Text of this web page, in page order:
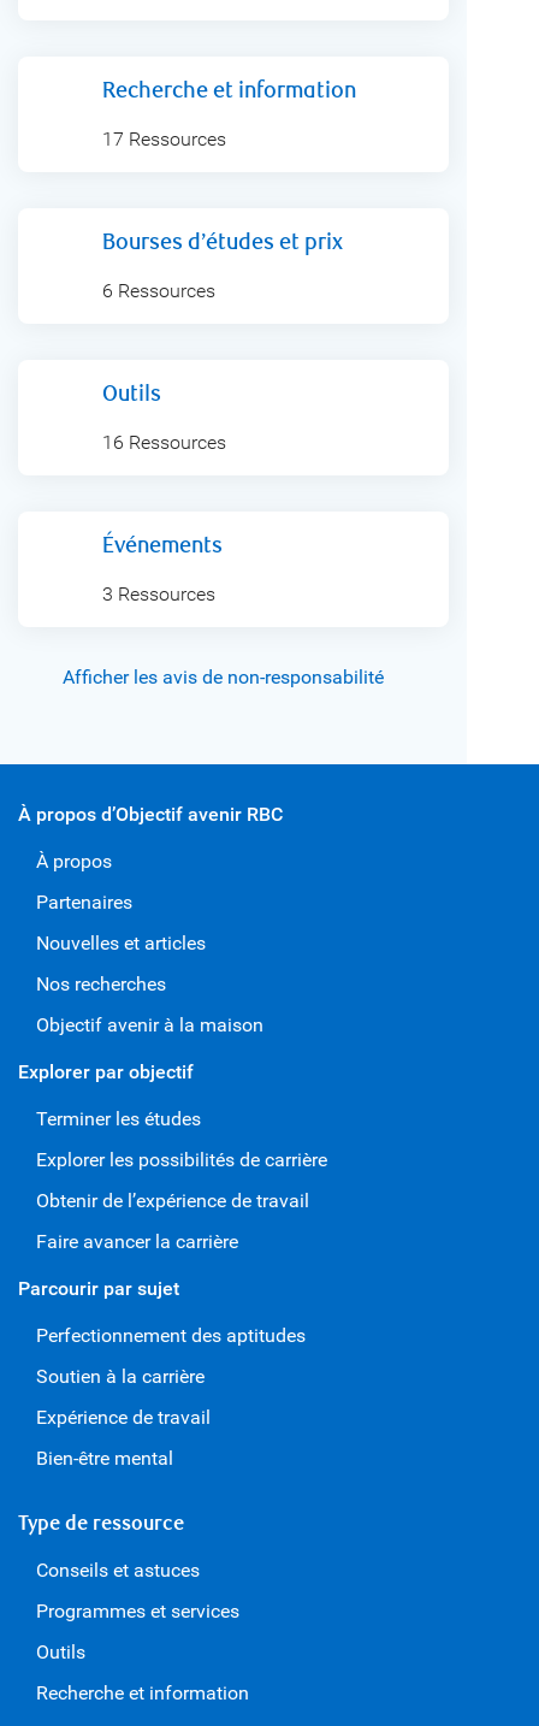
Recherche et information
17 Ressources
Bourses d’études et prix
6 Ressources
Outils
16 Ressources
Événements
3 Ressources
Afficher les avis de non-responsabilité
À propos d’Objectif avenir RBC
À propos
Partenaires
Nouvelles et articles
Nos recherches
Objectif avenir à la maison
Explorer par objectif
Terminer les études
Explorer les possibilités de carrière
Obtenir de l’expérience de travail
Faire avancer la carrière
Parcourir par sujet
Perfectionnement des aptitudes
Soutien à la carrière
Expérience de travail
Bien-être mental
Type de ressource
Conseils et astuces
Programmes et services
Outils
Recherche et information